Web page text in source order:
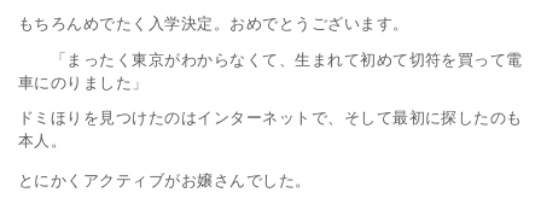
もちろんめでたく入学決定。おめでとうございます。
「まったく東京がわからなくて、生まれて初めて切符を買って電
車にのりました」
ドミほりを見つけたのはインターネットで、そして最初に探したのも
本人。
とにかくアクティブがお嬢さんでした。